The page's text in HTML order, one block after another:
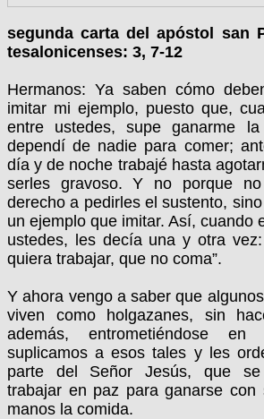
segunda carta del apóstol san
tesalonicenses: 3, 7-12
Hermanos: Ya saben cómo
imitar mi ejemplo, puesto que,
entre ustedes, supe ganarme
dependí de nadie para comer;
día y de noche trabajé hasta
serles gravoso. Y no porque
derecho a pedirles el sustento,
un ejemplo que imitar. Así, cuando
ustedes, les decía una y otra
quiera trabajar, que no coma”.
Y ahora vengo a saber que
viven como holgazanes, sin
además, entrometiéndose
suplicamos a esos tales y les
parte del Señor Jesús, que
trabajar en paz para ganarse con
manos la comida.